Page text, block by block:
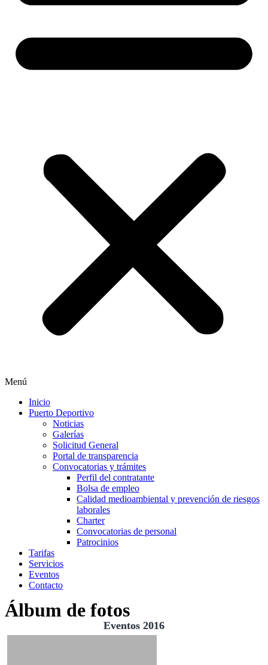
Menú
Inicio
Puerto Deportivo
Noticias
Galerías
Solicitud General
Portal de transparencia
Convocatorias y trámites
Perfil del contratante
Bolsa de empleo
Calidad medioambiental y prevención de riesgos
laborales
Charter
Convocatorias de personal
Patrocinios
Tarifas
Servicios
Eventos
Contacto
Álbum de fotos
Eventos 2016